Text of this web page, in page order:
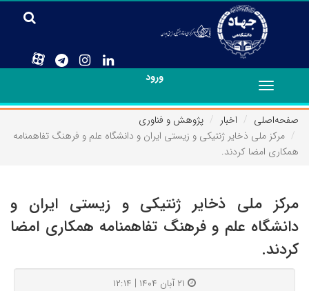
ورود
Toggle
navigation
صفحه‌اصلی
اخبار
پژوهش و فناوری
مرکز ملی ذخایر ژنتیکی و زیستی ایران و دانشگاه علم و فرهنگ تفاهمنامه
همکاری امضا کردند.
مرکز ملی ذخایر ژنتیکی و زیستی ایران و
دانشگاه علم و فرهنگ تفاهمنامه همکاری امضا
کردند.